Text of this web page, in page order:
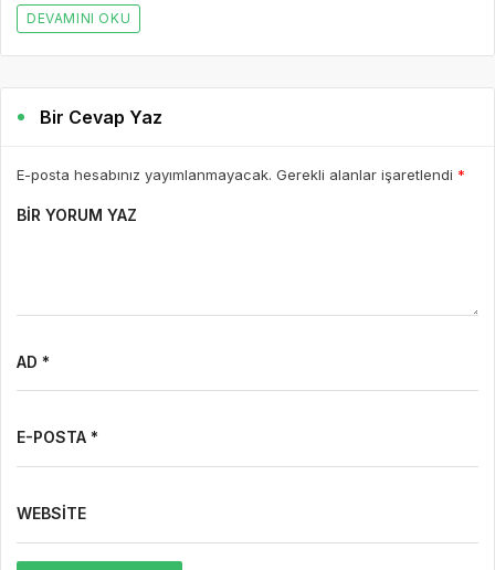
DEVAMINI OKU
Bir Cevap Yaz
E-posta hesabınız yayımlanmayacak. Gerekli alanlar işaretlendi *
BIR YORUM YAZ
AD *
E-POSTA *
WEBSITE